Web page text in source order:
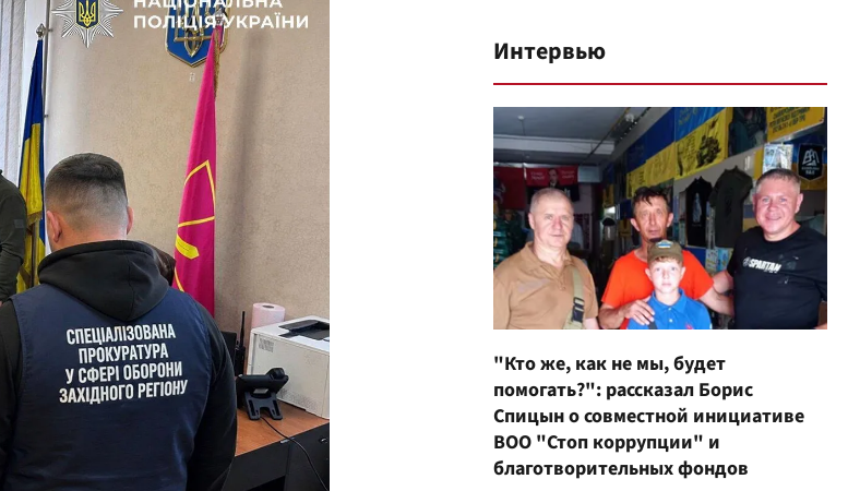
Интервью
"Кто же, как не мы, будет
помогать?": рассказал Борис
Спицын о совместной инициативе
ВОО "Стоп коррупции" и
благотворительных фондов